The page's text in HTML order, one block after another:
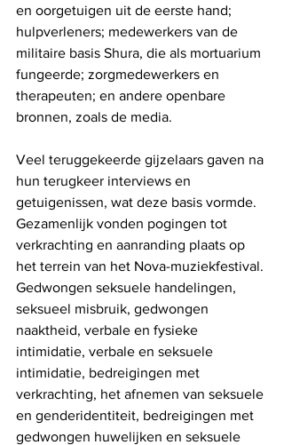
en oorgetuigen uit de eerste hand;
hulpverleners; medewerkers van de
militaire basis Shura, die als mortuarium
fungeerde; zorgmedewerkers en
therapeuten; en andere openbare
bronnen, zoals de media.
Veel teruggekeerde gijzelaars gaven na
hun terugkeer interviews en
getuigenissen, wat deze basis vormde.
Gezamenlijk vonden pogingen tot
verkrachting en aanranding plaats op
het terrein van het Nova-muziekfestival.
Gedwongen seksuele handelingen,
seksueel misbruik, gedwongen
naaktheid, verbale en fysieke
intimidatie, verbale en seksuele
intimidatie, bedreigingen met
verkrachting, het afnemen van seksuele
en genderidentiteit, bedreigingen met
gedwongen huwelijken en seksuele